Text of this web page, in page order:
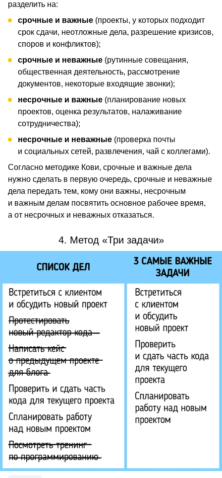
разделить на:
срочные и важные (проекты, у которых подходит
срок сдачи, неотложные дела, разрешение кризисов,
споров и конфликтов);
срочные и неважные (рутинные совещания,
общественная деятельность, рассмотрение
документов, некоторые входящие звонки);
несрочные и важные (планирование новых
проектов, оценка результатов, налаживание
сотрудничества);
несрочные и неважные (проверка почты
и социальных сетей, развлечения, чай с коллегами).
Согласно методике Кови, срочные и важные дела
нужно сделать в первую очередь, срочные и неважные
дела передать тем, кому они важны, несрочным
и важным делам посвятить основное рабочее время,
а от несрочных и неважных отказаться.
4. Метод «Три задачи»